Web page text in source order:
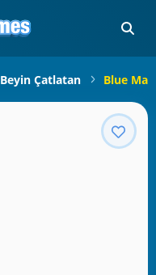
Beyin Çatlatan Blue